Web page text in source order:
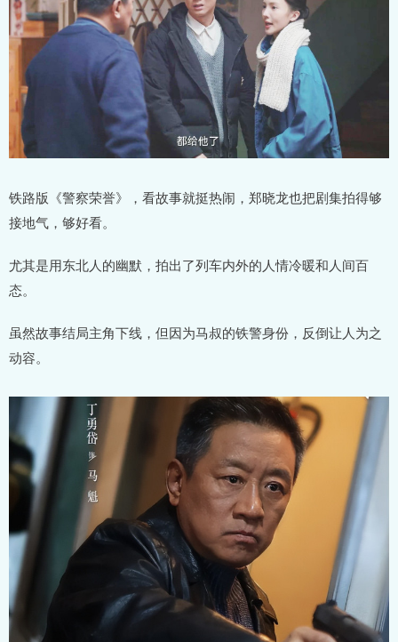
铁路版《警察荣誉》，看故事就挺热闹，郑晓龙也把剧集拍得够
接地气，够好看。
尤其是用东北人的幽默，拍出了列车内外的人情冷暖和人间百
态。
虽然故事结局主角下线，但因为马叔的铁警身份，反倒让人为之
动容。